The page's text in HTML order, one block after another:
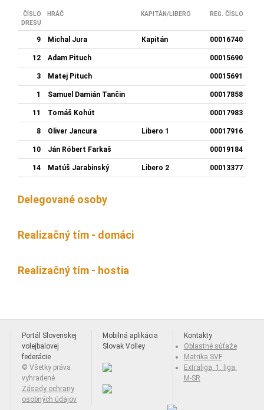
ČÍSLO
DRESU
HRÁČ KAPITÁN/LIBERO REG. ČÍSLO
9 Michal Jura Kapitán 00016740
12 Adam Pituch 00015690
3 Matej Pituch 00015691
1 Samuel Damián Tančin 00017858
11 Tomáš Kohút 00017983
8 Oliver Jancura Libero 1 00017916
10 Ján Róbert Farkaš 00019184
14 Matúš Jarabinský Libero 2 00013377
Delegované osoby
Realizačný tím - domáci
Realizačný tím - hostia
Portál Slovenskej
volejbalovej
federácie
© Všetky práva
vyhradené
Zásady ochrany
osobných údajov
Mobilná aplikácia
Slovak Volley
Kontakty
Oblastné súťaže
Matrika SVF
Extraliga, 1. liga,
M-SR